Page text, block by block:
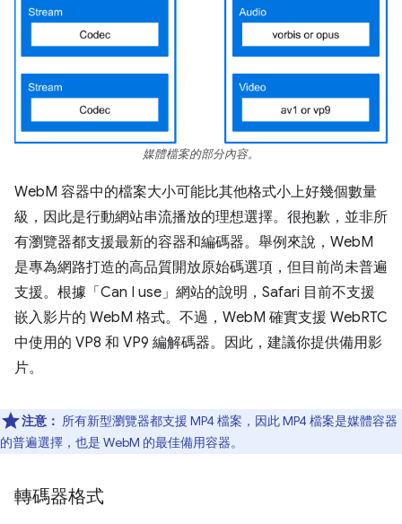
媒體檔案的部分內容。
WebM 容器中的檔案大小可能比其他格式小上好幾個數量
級，因此是行動網站串流播放的理想選擇。很抱歉，並非所
有瀏覽器都支援最新的容器和編碼器。舉例來說，WebM
是專為網路打造的高品質開放原始碼選項，但目前尚未普遍
支援。根據「Can I use」 網站的說明，Safari 目前不支援
嵌入影片的 WebM 格式。不過，WebM 確實支援 WebRTC
中使用的 VP8 和 VP9 編解碼器。因此，建議你提供備用影
片。
注意： 所有新型瀏覽器都支援 MP4 檔案，因此 MP4 檔案是媒體容器
的普遍選擇，也是 WebM 的最佳備用容器。
轉碼器格式